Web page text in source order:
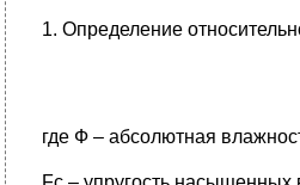
1. Определение
где Ф – абсолютная